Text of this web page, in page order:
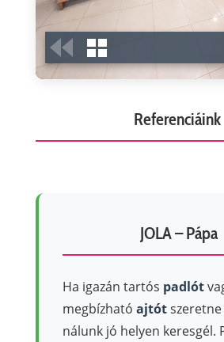
Referenciáink
JOLA – Pápa
Ha igazán tartós padlót
megbízható ajtót
nálunk jó helyen keresgél.